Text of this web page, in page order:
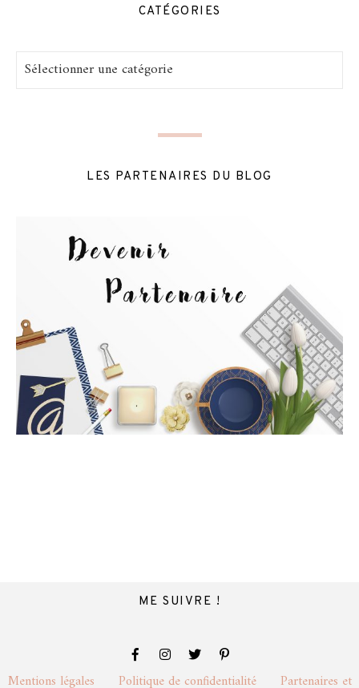
CATÉGORIES
Catégories
LES PARTENAIRES DU BLOG
ME SUIVRE !
Mentions légales Politique de confidentialité Partenaires et